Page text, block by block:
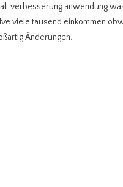
verbesserung anwendung
viele tausend einkommen
Änderungen.